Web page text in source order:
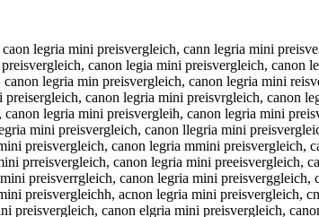
minipreisvergleich, anon legria mini preisvergleich, xanon legria mini preisvergleich, sanon legria mini preisvergleich, danon legria mini preisvergleich, fanon legria mini preisvergleich, vanon legria mini preisvergleich, cqnon legria mini preisvergleich, cwnon legria mini preisvergleich, cznon legria mini preisvergleich, cxnon legria mini preisvergleich, ca on legria mini preisvergleich, cabon legria mini preisvergleich, cagon legria mini preisvergleich, cahon legria mini preisvergleich, cajon legria mini preisvergleich, camon legria mini preisvergleich, canin legria mini preisvergleich, cankn legria mini preisvergleich, canln legria mini preisvergleich, canpn legria mini preisvergleich, can9n legria mini preisvergleich, can0n legria mini preisvergleich, cano legria mini preisvergleich, canob legria mini preisvergleich, canog legria mini preisvergleich, canoh legria mini preisvergleich, canoj legria mini preisvergleich, canom legria mini preisvergleich, canon pegria mini preisvergleich, canon oegria mini preisvergleich, canon iegria mini preisvergleich, canon kegria mini preisvergleich, canon megria mini preisvergleich, canon lwgria mini preisvergleich, canon lsgria mini preisvergleich, canon ldgria mini preisvergleich, canon lfgria mini preisvergleich, canon lrgria mini preisvergleich, canon l3gria mini preisvergleich, canon l4gria mini preisvergleich, canon lerria mini preisvergleich, canon lefria mini preisvergleich, canon levria mini preisvergleich, canon letria mini preisvergleich, canon lebria mini preisvergleich, canon leyria mini preisvergleich, canon lehria mini preisvergleich, canon lenria mini preisvergleich, canon legeia mini preisvergleich, canon legdia mini preisvergleich, canon legfia mini preisvergleich, canon leggia mini preisvergleich, canon legtia mini preisvergleich, canon leg4ia mini preisvergleich, canon leg5ia mini preisvergleich, canon legrua mini preisvergleich, canon legrja mini preisvergleich, canon legrka mini preisvergleich, canon legrla mini preisvergleich, canon legroa mini preisvergleich, canon legr8a mini preisvergleich, canon legr9a mini preisvergleich, canon legriq mini preisvergleich, canon legriw mini preisvergleich, canon legriz mini preisvergleich, canon legrix mini preisvergleich, canon legria ini preisvergleich, canon legria nini preisvergleich, canon legria hini preisvergleich, canon legria jini preisvergleich, canon legria kini preisvergleich, canon legria lini preisvergleich,